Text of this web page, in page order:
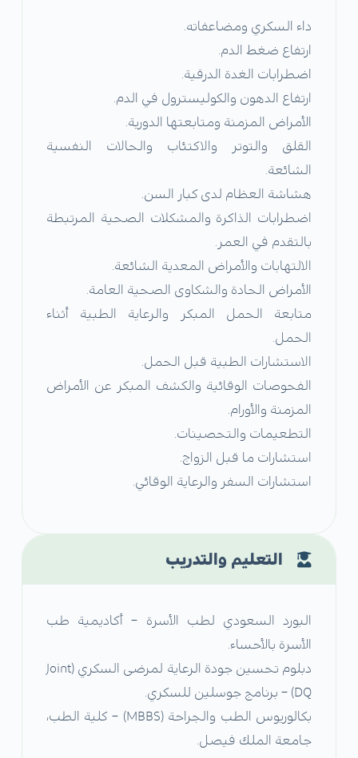
داء السكري ومضاعفاته.
ارتفاع ضغط الدم.
اضطرابات الغدة الدرقية.
ارتفاع الدهون والكوليسترول في الدم.
الأمراض المزمنة ومتابعتها الدورية.
القلق والتوتر والاكتئاب والحالات النفسية
الشائعة.
هشاشة العظام لدى كبار السن.
اضطرابات الذاكرة والمشكلات الصحية المرتبطة
بالتقدم في العمر.
الالتهابات والأمراض المعدية الشائعة.
الأمراض الحادة والشكاوى الصحية العامة.
متابعة الحمل المبكر والرعاية الطبية أثناء
الحمل.
الاستشارات الطبية قبل الحمل.
الفحوصات الوقائية والكشف المبكر عن الأمراض
المزمنة والأورام.
التطعيمات والتحصينات.
استشارات ما قبل الزواج.
استشارات السفر والرعاية الوقائي.
التعليم والتدريب
البورد السعودي لطب الأسرة – أكاديمية طب
الأسرة بالأحساء.
دبلوم تحسين جودة الرعاية لمرضى السكري (Joint
DQ) – برنامج جوسلين للسكري.
بكالوريوس الطب والجراحة (MBBS) – كلية الطب،
جامعة الملك فيصل.